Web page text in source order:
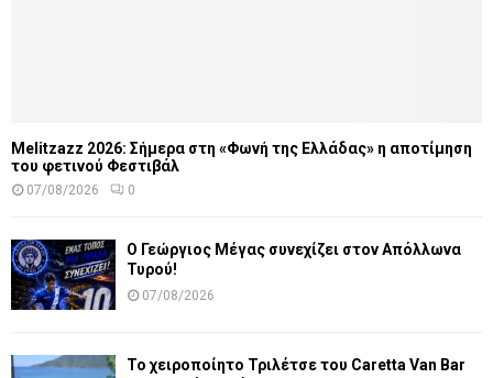
Melitzazz 2026: Σήμερα στη «Φωνή της Ελλάδας» η αποτίμηση
του φετινού Φεστιβάλ
07/08/2026 0
Ο Γεώργιος Μέγας συνεχίζει στον Απόλλωνα
Τυρού!
07/08/2026
Το χειροποίητο Τριλέτσε του Caretta Van Bar